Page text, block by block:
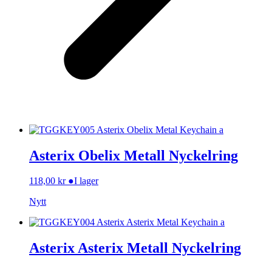
Asterix Obelix Metall Nyckelring
118,00 kr ●I lager
Nytt
Asterix Asterix Metall Nyckelring